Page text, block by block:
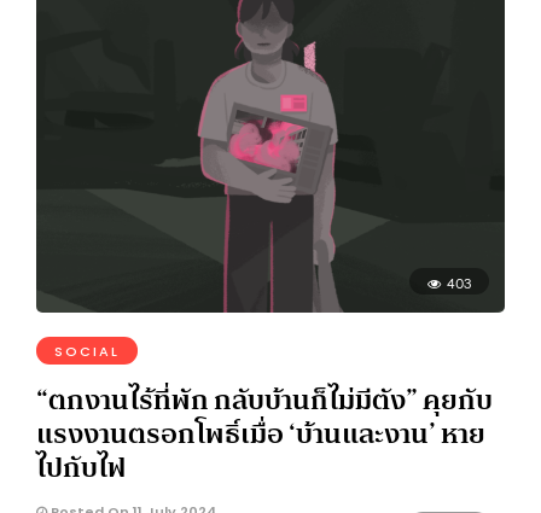
403
SOCIAL
“ตกงานไร้ที่พัก กลับบ้านก็ไม่มีตัง” คุยกับ
แรงงานตรอกโพธิ์เมื่อ ‘บ้านและงาน’ หาย
ไปกับไฟ